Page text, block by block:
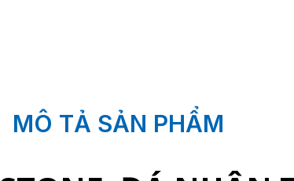
MÔ TẢ SẢN PHẨM